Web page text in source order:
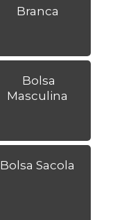
Branca
Bolsa
Masculina
Bolsa Sacola